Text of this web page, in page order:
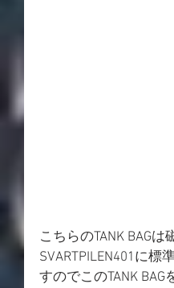
こちらのTANK BAG
SVARTPILEN401に
すのでこのTANK